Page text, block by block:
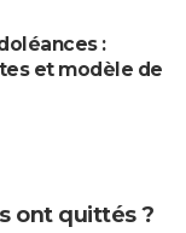
:
et modèle de
ont quittés ?